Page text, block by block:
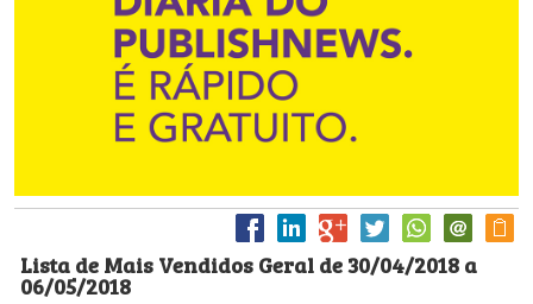
Lista de Mais Vendidos Geral de 30/04/2018 a
06/05/2018